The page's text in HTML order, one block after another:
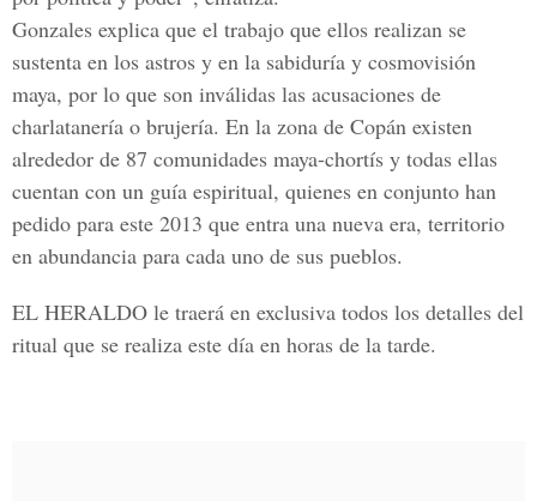
Gonzales explica que el trabajo que ellos realizan se
sustenta en los astros y en la sabiduría y cosmovisión
maya, por lo que son inválidas las acusaciones de
charlatanería o brujería. En la zona de Copán existen
alrededor de 87 comunidades maya-chortís y todas ellas
cuentan con un guía espiritual, quienes en conjunto han
pedido para este 2013 que entra una nueva era, territorio
en abundancia para cada uno de sus pueblos.
EL HERALDO le traerá en exclusiva todos los detalles del
ritual que se realiza este día en horas de la tarde.